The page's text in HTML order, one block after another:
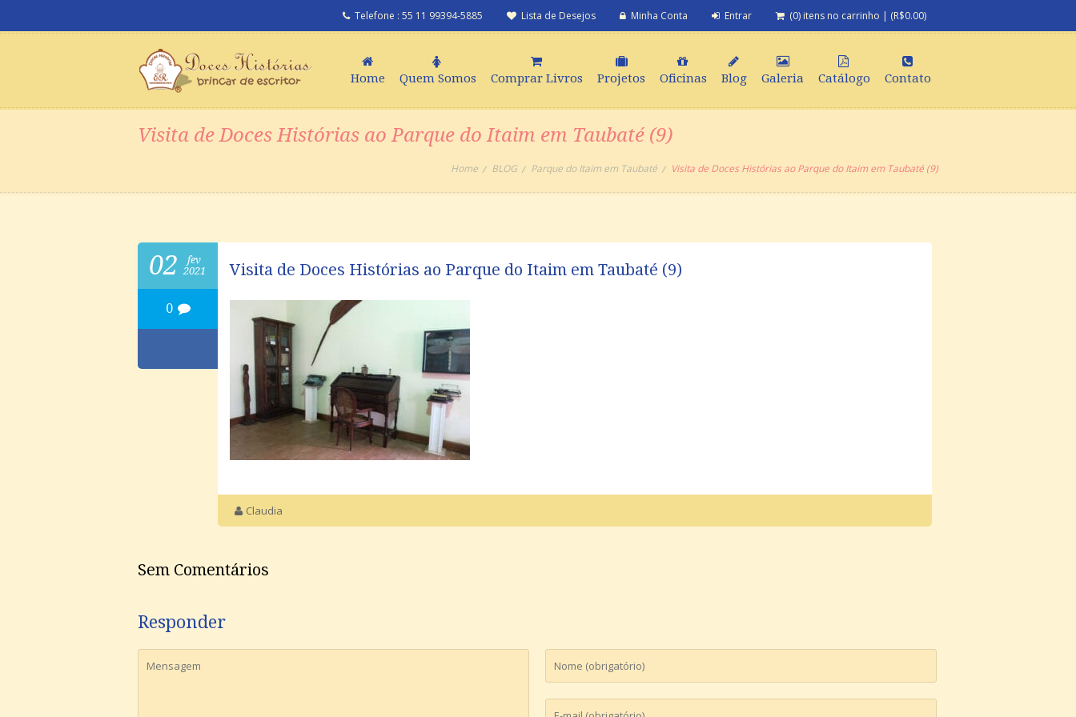
Telefone : 55 11 99394-5885 Lista de Desejos Minha Conta Entrar (0) itens no carrinho | (R$0.00)
Home Quem Somos Comprar Livros Projetos Oficinas Blog Galeria Catálogo Contato
Visita de Doces Histórias ao Parque do Itaim em Taubaté (9)
Home BLOG Parque do Itaim em Taubaté Visita de Doces Histórias ao Parque do Itaim em Taubaté (9)
02
fev
2021
0
Visita de Doces Histórias ao Parque do Itaim em Taubaté (9)
Claudia
Sem Comentários
Responder